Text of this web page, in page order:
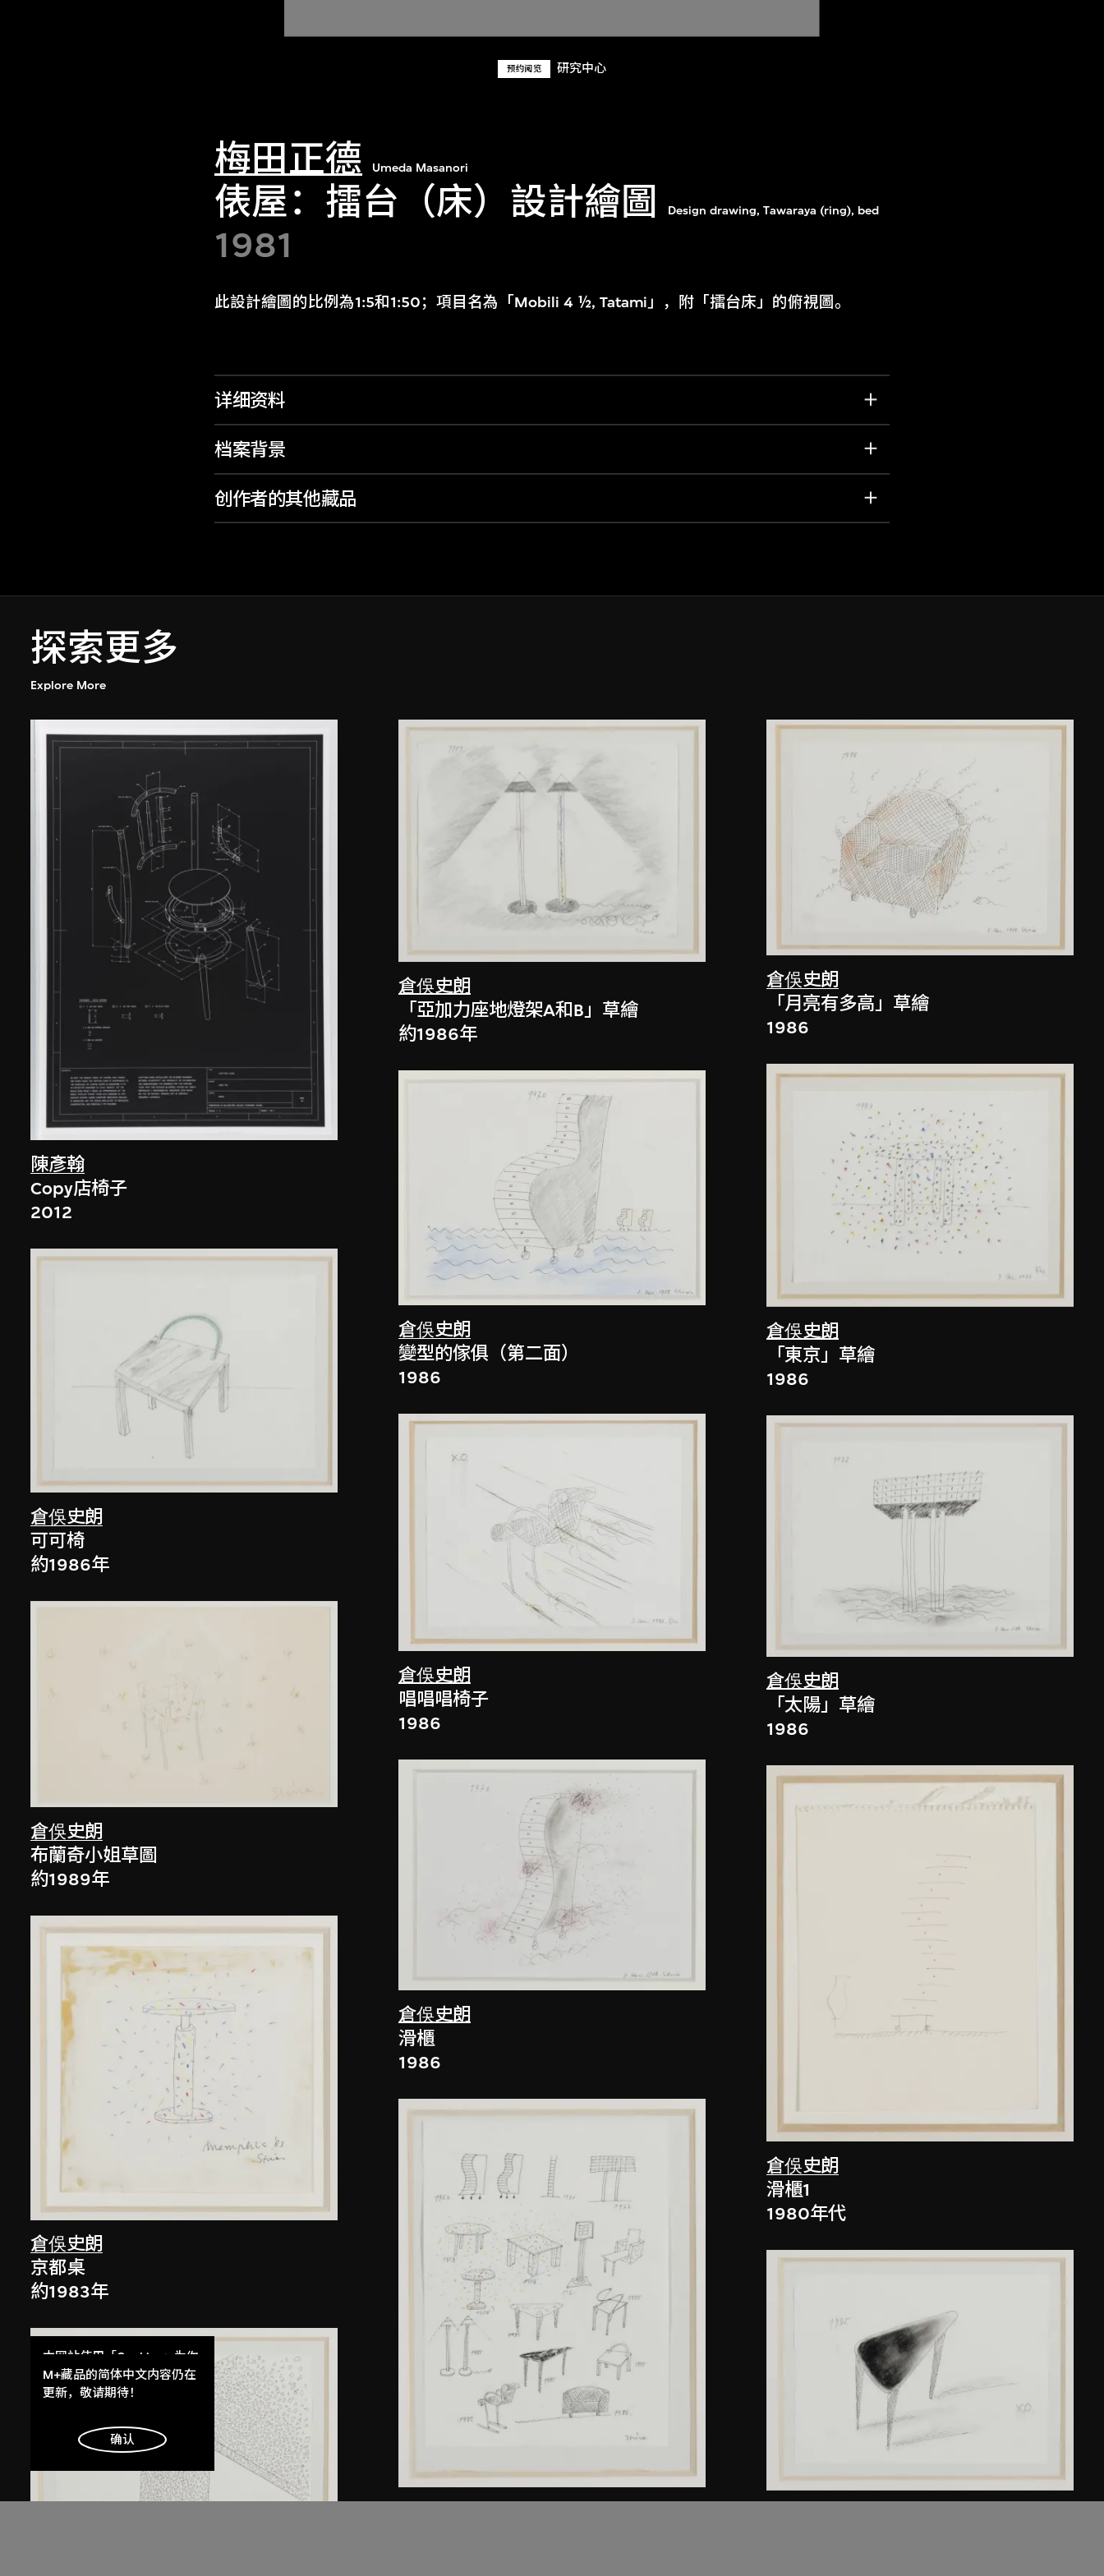
预约阅览 研究中心
梅田正德 Umeda Masanori
俵屋：擂台（床）設計繪圖 Design drawing, Tawaraya (ring), bed
1981
此設計繪圖的比例為1:5和1:50；項目名為「Mobili 4 ½, Tatami」，附「擂台床」的俯視圖。
详细资料
档案背景
创作者的其他藏品
探索更多
Explore More
陳彥翰
Copy店椅子
2012
倉俁史朗
可可椅
約1986年
倉俁史朗
布蘭奇小姐草圖
約1989年
倉俁史朗
京都桌
約1983年
倉俁史朗
「亞加力座地燈架A和B」草繪
約1986年
倉俁史朗
變型的傢俱（第二面）
1986
倉俁史朗
唱唱唱椅子
1986
倉俁史朗
滑櫃
1986
倉俁史朗
「月亮有多高」草繪
1986
倉俁史朗
「東京」草繪
1986
倉俁史朗
「太陽」草繪
1986
倉俁史朗
滑櫃1
1980年代
本网站使用「Cookies」为你
提供最好的网站体验。
了解更多
明白
M+藏品的简体中文内容仍在
更新，敬请期待！
确认